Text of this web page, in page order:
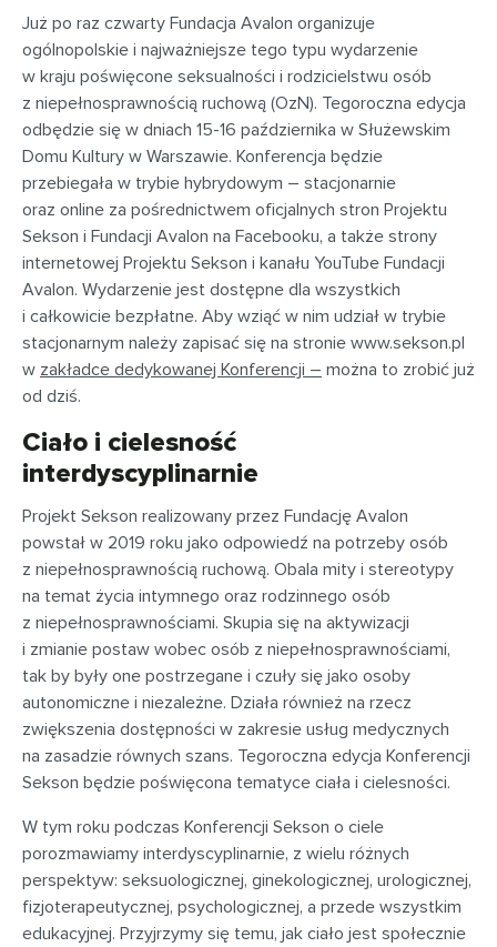
Już po raz czwarty Fundacja Avalon organizuje
ogólnopolskie i najważniejsze tego typu wydarzenie
w kraju poświęcone seksualności i rodzicielstwu osób
z niepełnosprawnością ruchową (OzN). Tegoroczna edycja
odbędzie się w dniach 15-16 października w Służewskim
Domu Kultury w Warszawie. Konferencja będzie
przebiegała w trybie hybrydowym – stacjonarnie
oraz online za pośrednictwem oficjalnych stron Projektu
Sekson i Fundacji Avalon na Facebooku, a także strony
internetowej Projektu Sekson i kanału YouTube Fundacji
Avalon. Wydarzenie jest dostępne dla wszystkich
i całkowicie bezpłatne. Aby wziąć w nim udział w trybie
stacjonarnym należy zapisać się na stronie www.sekson.pl
w zakładce dedykowanej Konferencji – można to zrobić już
od dziś.
Ciało i cielesność
interdyscyplinarnie
Projekt Sekson realizowany przez Fundację Avalon
powstał w 2019 roku jako odpowiedź na potrzeby osób
z niepełnosprawnością ruchową. Obala mity i stereotypy
na temat życia intymnego oraz rodzinnego osób
z niepełnosprawnościami. Skupia się na aktywizacji
i zmianie postaw wobec osób z niepełnosprawnościami,
tak by były one postrzegane i czuły się jako osoby
autonomiczne i niezależne. Działa również na rzecz
zwiększenia dostępności w zakresie usług medycznych
na zasadzie równych szans. Tegoroczna edycja Konferencji
Sekson będzie poświęcona tematyce ciała i cielesności.
W tym roku podczas Konferencji Sekson o ciele
porozmawiamy interdyscyplinarnie, z wielu różnych
perspektyw: seksuologicznej, ginekologicznej, urologicznej,
fizjoterapeutycznej, psychologicznej, a przede wszystkim
edukacyjnej. Przyjrzymy się temu, jak ciało jest społecznie